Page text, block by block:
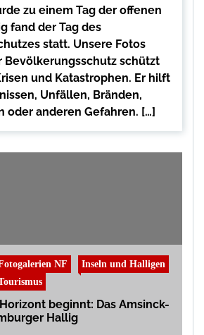
zu einem Tag der offenen
fand der Tag des
statt. Unsere Fotos
Bevölkerungsschutz schützt
und Katastrophen. Er hilft
Unfällen, Bränden,
oder anderen Gefahren. […]
NF
Inseln und Halligen
beginnt: Das Amsinck-
Hallig